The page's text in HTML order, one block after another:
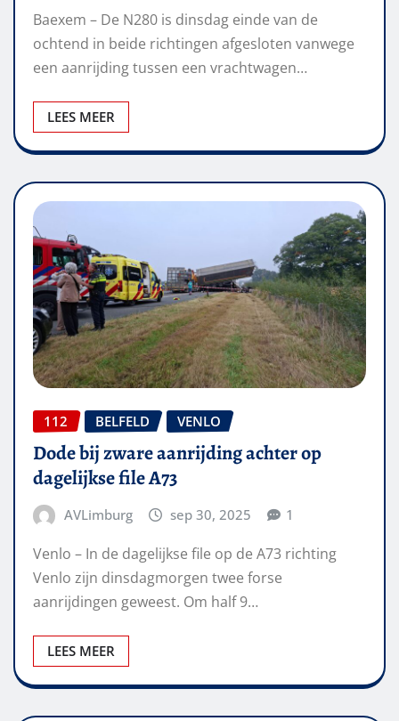
Baexem – De N280 is dinsdag einde van de
ochtend in beide richtingen afgesloten vanwege
een aanrijding tussen een vrachtwagen…
LEES MEER
112 BELFELD VENLO
Dode bij zware aanrijding achter op
dagelijkse file A73
AVLimburg sep 30, 2025 1
Venlo – In de dagelijkse file op de A73 richting
Venlo zijn dinsdagmorgen twee forse
aanrijdingen geweest. Om half 9…
LEES MEER